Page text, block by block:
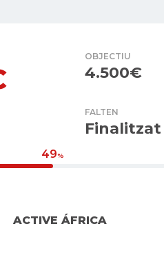
OBJECTIU
4.500€
FALTEN
Finalitzat
49%
ACTIVE ÁFRICA